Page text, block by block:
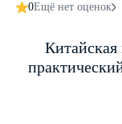
0Ещё нет оценок